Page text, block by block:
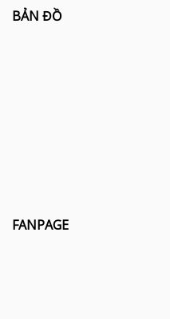
BẢN ĐỒ
FANPAGE